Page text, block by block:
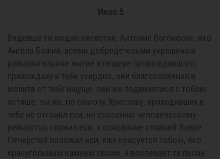
Икос 5
Видевше тя людие киевстии, Антоние богоносне, яко
Ангела Божия, всеми добродетельми украшена и
равноангельное житие в пещере провождавшаго,
прихождаху к тебе усердно, ови благословения и
молитв от тебе ищуще, ови же подвизатися с тобою
хотяше; ты же, по глаголу Христову, приходивших к
тебе не отгонял еси, но спасению человеческому
ревностно служил еси, и основание славней Лавре
Печерстей положил еси, яже красуется тобою, яко
краеугольным камнем своим, и воспевает ти песни